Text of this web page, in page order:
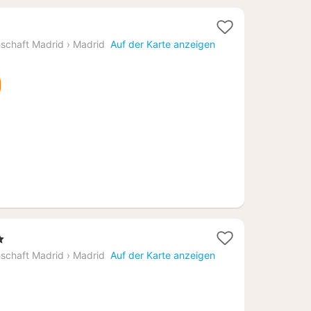
Madrid › Madrid Auf der Karte anzeigen
Madrid › Madrid Auf der Karte anzeigen